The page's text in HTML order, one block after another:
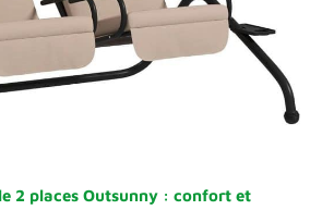
- Nnous et Profitez
du Service
Impeccable du Club
gratuit à chaque
2 places Outsunny : confort et